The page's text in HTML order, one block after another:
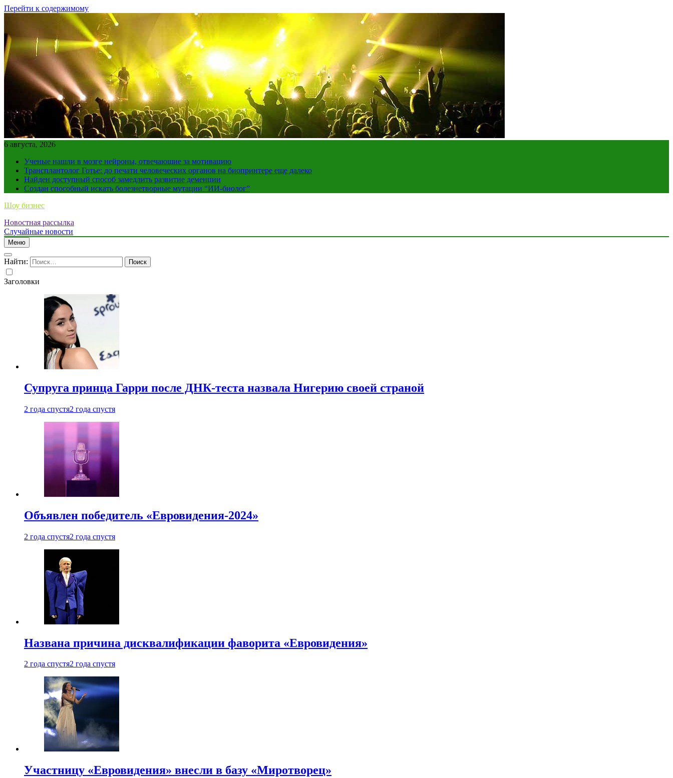
Перейти к содержимому
6 августа, 2026
Ученые нашли в мозге нейроны, отвечающие за мотивацию
Трансплантолог Готье: до печати человеческих органов на биопринтере еще далеко
Найден доступный способ замедлить развитие деменции
Создан способный искать болезнетворные мутации “ИИ-биолог”
Шоу бизнес
Новостная рассылка
Случайные новости
Меню
Найти:
Заголовки
Супруга принца Гарри после ДНК-теста назвала Нигерию своей страной
2 года спустя2 года спустя
Объявлен победитель «Евровидения-2024»
2 года спустя2 года спустя
Названа причина дисквалификации фаворита «Евровидения»
2 года спустя2 года спустя
Участницу «Евровидения» внесли в базу «Миротворец»